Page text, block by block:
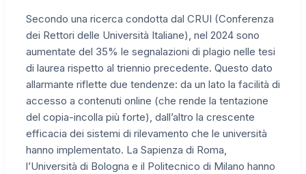
Secondo una ricerca condotta dal CRUI (Conferenza
dei Rettori delle Università Italiane), nel 2024 sono
aumentate del 35% le segnalazioni di plagio nelle tesi
di laurea rispetto al triennio precedente. Questo dato
allarmante riflette due tendenze: da un lato la facilità di
accesso a contenuti online (che rende la tentazione
del copia-incolla più forte), dall’altro la crescente
efficacia dei sistemi di rilevamento che le università
hanno implementato. La Sapienza di Roma,
l’Università di Bologna e il Politecnico di Milano hanno